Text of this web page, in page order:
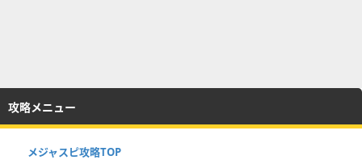
攻略メニュー
メジャスピ攻略TOP